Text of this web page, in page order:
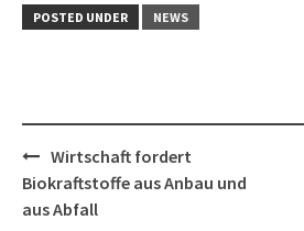
POSTED UNDER NEWS
Post
navigation
Wirtschaft fordert
Biokraftstoffe aus Anbau und
aus Abfall